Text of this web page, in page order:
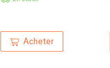
Acheter